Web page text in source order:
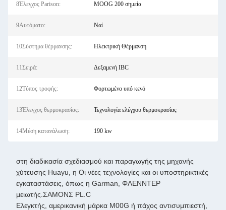
8Έλεγχος Parison: MOOG 200 σημεία
9Αυτόματο: Ναί
10Σύστημα θέρμανσης: Ηλεκτρική Θέρμανση
11Σειρά: Δεξαμενή IBC
12Τύπος τροφής: Φορτωμένο υπό κενό
13Έλεγχος θερμοκρασίας: Τεχνολογία ελέγχου θερμοκρασίας
14Μέση κατανάλωση: 190 kw
στη διαδικασία σχεδιασμού και παραγωγής της μηχανής
χύτευσης Huayu, η Οι νέες τεχνολογίες και οι υποστηρικτικές
εγκαταστάσεις, όπως η Garman, ΦΛΕΝΝΤΕΡ
μειωτής.ΣΑΜΟΝΣ PL.C
Ελεγκτής, αμερικανική μάρκα M00G ή πάχος αντισυμπιεστή,